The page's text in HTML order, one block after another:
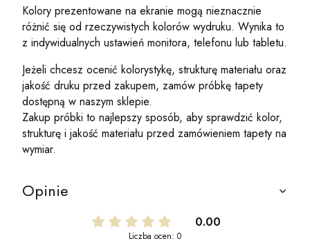
Kolory prezentowane na ekranie mogą nieznacznie
różnić się od rzeczywistych kolorów wydruku. Wynika to
z indywidualnych ustawień monitora, telefonu lub tabletu.
Jeżeli chcesz ocenić kolorystykę, strukturę materiału oraz
jakość druku przed zakupem, zamów próbkę tapety
dostępną w naszym sklepie.
Zakup próbki to najlepszy sposób, aby sprawdzić kolor,
strukturę i jakość materiału przed zamówieniem tapety na
wymiar.
Opinie
0.00
Liczba ocen: 0